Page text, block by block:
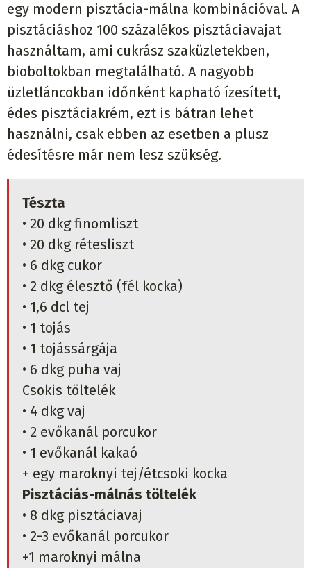
egy modern pisztácia-málna kombinációval. A
pisztáciáshoz 100 százalékos pisztáciavajat
használtam, ami cukrász szaküzletekben,
bioboltokban megtalálható. A nagyobb
üzletláncokban időnként kapható ízesített,
édes pisztáciakrém, ezt is bátran lehet
használni, csak ebben az esetben a plusz
édesítésre már nem lesz szükség.
Tészta
• 20 dkg finomliszt
• 20 dkg rétesliszt
• 6 dkg cukor
• 2 dkg élesztő (fél kocka)
• 1,6 dcl tej
• 1 tojás
• 1 tojássárgája
• 6 dkg puha vaj
Csokis töltelék
• 4 dkg vaj
• 2 evőkanál porcukor
• 1 evőkanál kakaó
+ egy maroknyi tej/étcsoki kocka
Pisztáciás-málnás töltelék
• 8 dkg pisztáciavaj
• 2-3 evőkanál porcukor
+1 maroknyi málna